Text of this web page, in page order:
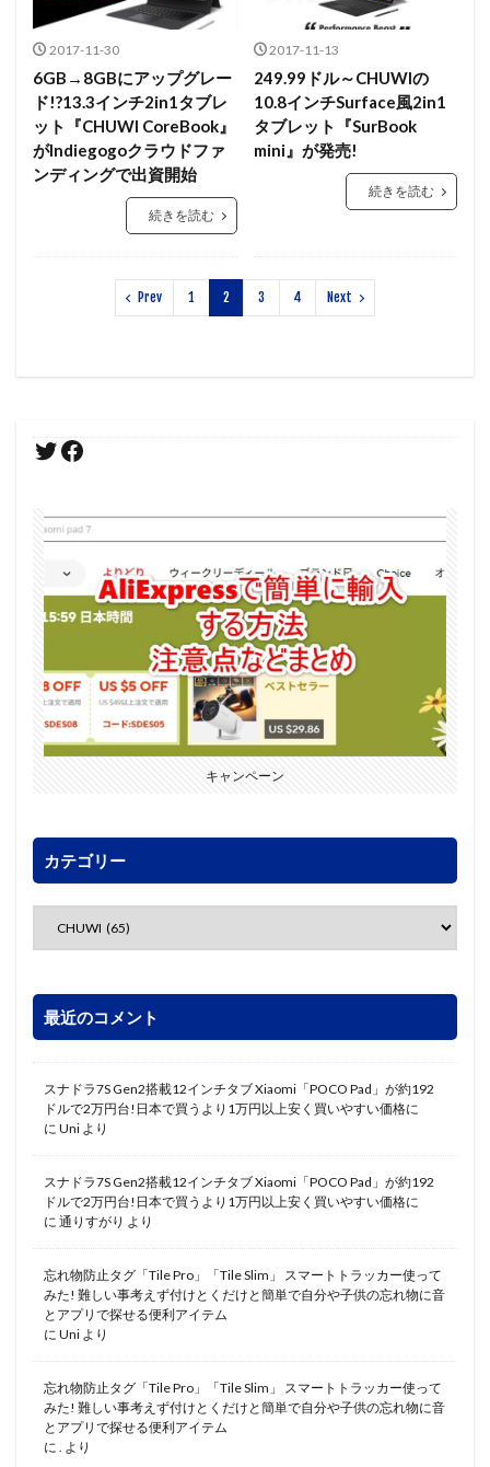
2017-11-30
6GB→8GBにアップグレー
ド!?13.3インチ2in1タブレ
ット『CHUWI CoreBook』
がIndiegogoクラウドファ
ンディングで出資開始
続きを読む
2017-11-13
249.99ドル～CHUWIの
10.8インチSurface風2in1
タブレット『SurBook
mini』が発売!
続きを読む
Prev 1 2 3 4 Next
キャンペーン
カテゴリー
最近のコメント
スナドラ7S Gen2搭載12インチタブ Xiaomi「POCO Pad」が約192
ドルで2万円台!日本で買うより1万円以上安く買いやすい価格に
に Uni より
スナドラ7S Gen2搭載12インチタブ Xiaomi「POCO Pad」が約192
ドルで2万円台!日本で買うより1万円以上安く買いやすい価格に
に 通りすがり より
忘れ物防止タグ「Tile Pro」「Tile Slim」 スマートトラッカー使って
みた! 難しい事考えず付けとくだけと簡単で自分や子供の忘れ物に音
とアプリで探せる便利アイテム
に Uni より
忘れ物防止タグ「Tile Pro」「Tile Slim」 スマートトラッカー使って
みた! 難しい事考えず付けとくだけと簡単で自分や子供の忘れ物に音
とアプリで探せる便利アイテム
に
より